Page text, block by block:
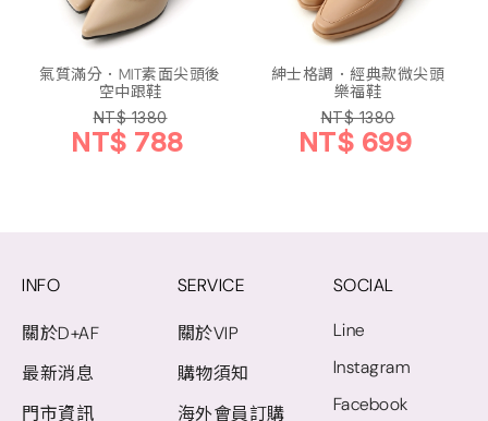
氣質滿分．MIT素面尖頭後
空中跟鞋
NT$ 1380
NT$ 788
紳士格調．經典款微尖頭
樂福鞋
NT$ 1380
NT$ 699
INFO
關於D+AF
最新消息
門市資訊
SERVICE
關於VIP
購物須知
海外會員訂購
SOCIAL
Line
Instagram
Facebook